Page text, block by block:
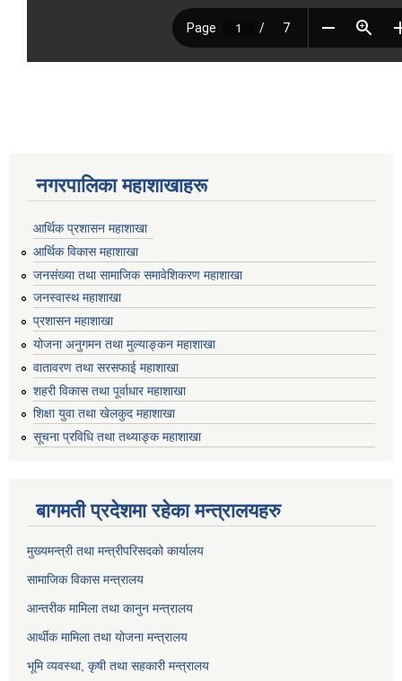
नगरपालिका महाशाखाहरू
आर्थिक प्रशासन महाशाखा
आर्थिक विकास महाशाखा
जनसंख्या तथा सामाजिक समावेशिकरण महाशाखा
जनस्वास्थ महाशाखा
प्रशासन महाशाखा
योजना अनुगमन तथा मुल्याङ्कन महाशाखा
वातावरण तथा सरसफाई महाशाखा
शहरी विकास तथा पूर्वाधार महाशाखा
शिक्षा युवा तथा खेलकुद महाशाखा
सूचना प्रविधि तथा तथ्याङ्क महाशाखा
बागमती प्रदेशमा रहेका मन्त्रालयहरु
मुख्यमन्त्री तथा मन्त्रीपरिसदको कार्यालय
सामाजिक विकास मन्त्रालय
आन्तरीक मामिला तथा कानुन मन्त्रालय
आर्थीक मामिला तथा योजना मन्त्रालय
भूमि व्यवस्था, कृषी तथा सहकारी मन्त्रालय